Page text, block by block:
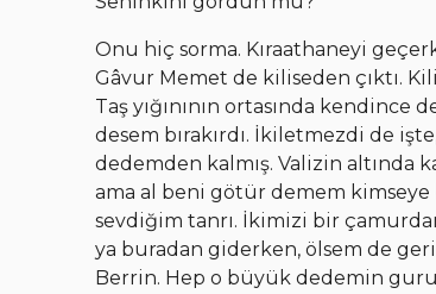
Onu hiç sorma. Kıraathaneyi
Gâvur Memet de kiliseden çıktı.
Taş yığınının ortasında kendince
desem bırakırdı. İkiletmezdi de
dedemden kalmış. Valizin altında
ama al beni götür demem kimseye
sevdiğim tanrı. İkimizi bir
ya buradan giderken, ölsem de
Berrin. Hep o büyük dedemin